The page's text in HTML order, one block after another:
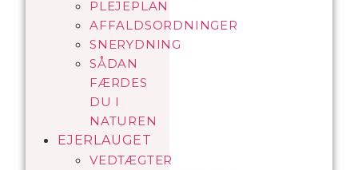
PLEJEPLAN
AFFALDSORDNINGER
SNERYDNING
SÅDAN
FÆRDES
DU I
NATUREN
EJERLAUGET
VEDTÆGTER